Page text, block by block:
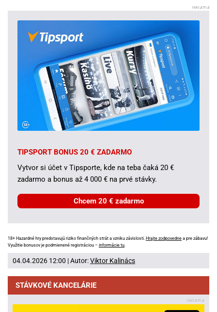
TIPSPORT BONUS 20 € ZADARMO
Vytvor si účet v Tipsporte, kde na teba čaká 20 €
zadarmo a bonus až 4 000 € na prvé stávky.
Chcem 20 € zadarmo
18+ Hazardné hry predstavujú riziko finančných strát a vzniku závislosti. Hrajte zodpovedne a pre zábavu!
Využitie bonusov je podmienené registráciou – informácie tu
04.04.2026 12:00 | Autor:Viktor Kalinács
STÁVKOVÉ KANCELÁRIE